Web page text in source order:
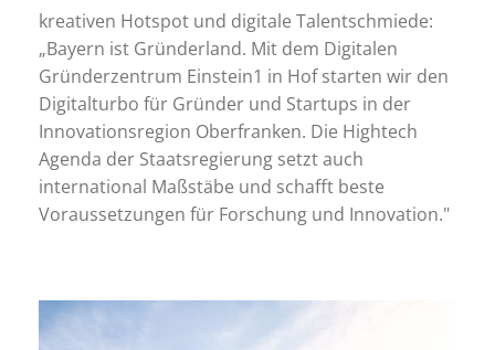
kreativen Hotspot und digitale Talentschmiede:
„Bayern ist Gründerland. Mit dem Digitalen
Gründerzentrum Einstein1 in Hof starten wir den
Digitalturbo für Gründer und Startups in der
Innovationsregion Oberfranken. Die Hightech
Agenda der Staatsregierung setzt auch
international Maßstäbe und schafft beste
Voraussetzungen für Forschung und Innovation."